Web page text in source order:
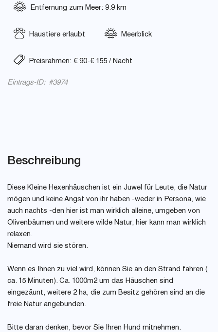
Entfernung zum Meer: 9.9 km
Haustiere erlaubt Meerblick
Preisrahmen: € 90-€ 155 / Nacht
Eintrags-ID: #3974
Beschreibung
Diese Kleine Hexenhäuschen ist ein Juwel für Leute, die Natur
mögen und keine Angst von ihr haben -weder in Persona, wie
auch nachts -den hier ist man wirklich alleine, umgeben von
Olivenbäumen und weitere wilde Natur, hier kann man wirklich
relaxen.
Niemand wird sie stören.
Wenn es Ihnen zu viel wird, können Sie an den Strand fahren (
ca. 15 Minuten). Ca. 1000m2 um das Häuschen sind
eingezäunt, weitere 2 ha, die zum Besitz gehören sind an die
freie Natur angebunden.
Bitte daran denken, bevor Sie Ihren Hund mitnehmen.